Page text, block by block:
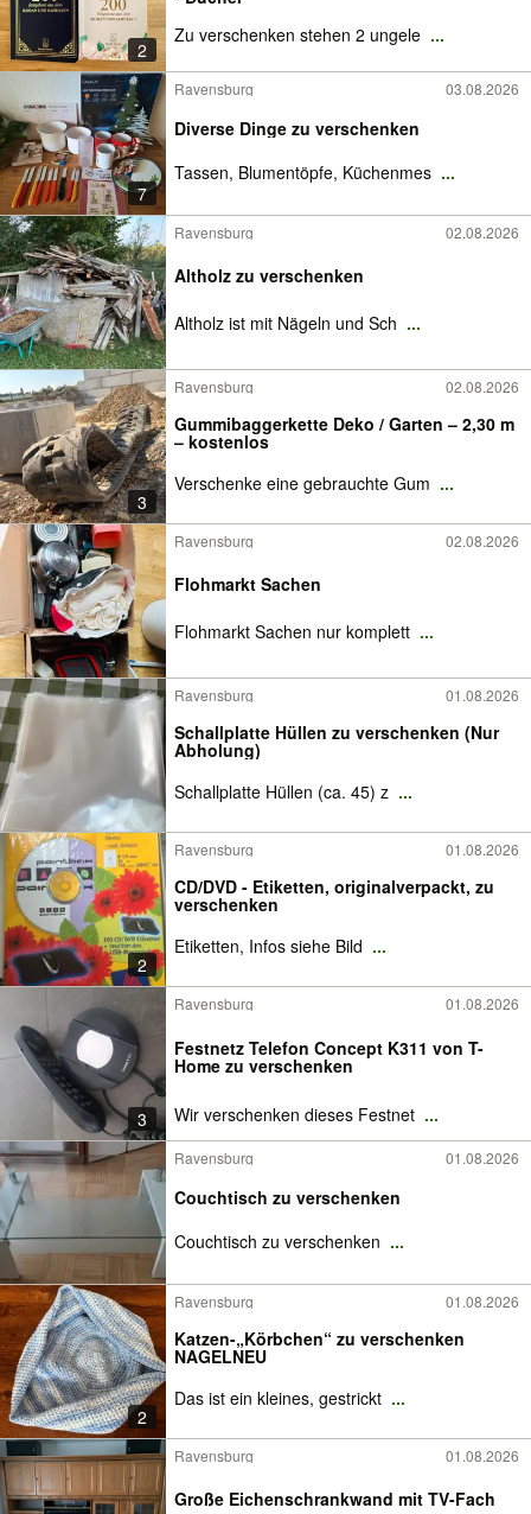
2
Zu verschenken stehen 2 ungele ...
7
Ravensburg 03.08.2026
Diverse Dinge zu verschenken
Tassen, Blumentöpfe, Küchenmes ...
Ravensburg 02.08.2026
Altholz zu verschenken
Altholz ist mit Nägeln und Sch ...
3
Ravensburg 02.08.2026
Gummibaggerkette Deko / Garten – 2,30 m
– kostenlos
Verschenke eine gebrauchte Gum ...
Ravensburg 02.08.2026
Flohmarkt Sachen
Flohmarkt Sachen nur komplett ...
Ravensburg 01.08.2026
Schallplatte Hüllen zu verschenken (Nur
Abholung)
Schallplatte Hüllen (ca. 45) z ...
2
Ravensburg 01.08.2026
CD/DVD - Etiketten, originalverpackt, zu
verschenken
Etiketten, Infos siehe Bild ...
3
Ravensburg 01.08.2026
Festnetz Telefon Concept K311 von T-
Home zu verschenken
Wir verschenken dieses Festnet ...
Ravensburg 01.08.2026
Couchtisch zu verschenken
Couchtisch zu verschenken ...
2
Ravensburg 01.08.2026
Katzen-„Körbchen“ zu verschenken
NAGELNEU
Das ist ein kleines, gestrickt ...
Ravensburg 01.08.2026
Große Eichenschrankwand mit TV-Fach